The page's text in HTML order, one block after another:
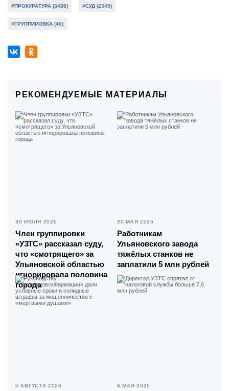
#ПРОКУРАТУРА (3488) #СУД (2349)
#ГРУППИРОВКА (40)
РЕКОМЕНДУЕМЫЕ МАТЕРИАЛЫ
30 ИЮЛЯ 2026
Член группировки
«УЗТС» рассказал суду,
что «смотрящего» за
Ульяновской областью
игнорировала половина
города
20 МАЯ 2026
Работникам
Ульяновского завода
тяжёлых станков не
заплатили 5 млн рублей
6 АВГУСТА 2026 6 МАЯ 2026